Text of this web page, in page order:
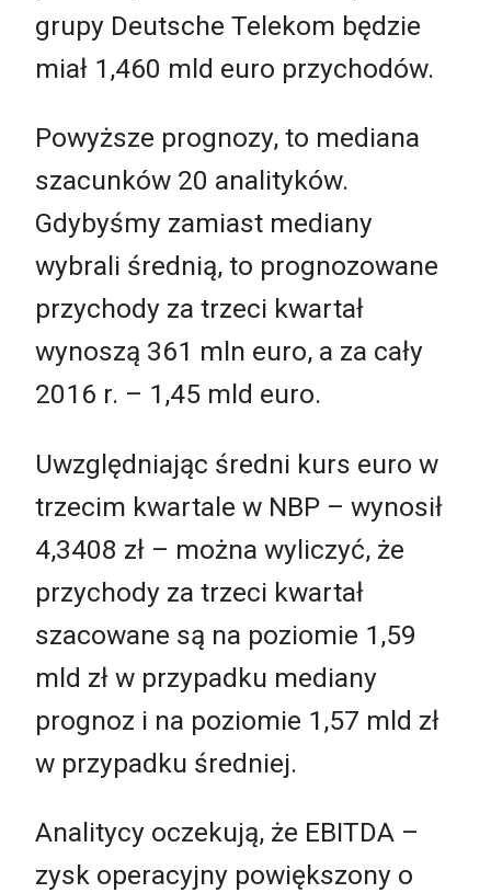
grupy Deutsche Telekom będzie
miał 1,460 mld euro przychodów.
Powyższe prognozy, to mediana
szacunków 20 analityków.
Gdybyśmy zamiast mediany
wybrali średnią, to prognozowane
przychody za trzeci kwartał
wynoszą 361 mln euro, a za cały
2016 r. – 1,45 mld euro.
Uwzględniając średni kurs euro w
trzecim kwartale w NBP – wynosił
4,3408 zł – można wyliczyć, że
przychody za trzeci kwartał
szacowane są na poziomie 1,59
mld zł w przypadku mediany
prognoz i na poziomie 1,57 mld zł
w przypadku średniej.
Analitycy oczekują, że EBITDA –
zysk operacyjny powiększony o